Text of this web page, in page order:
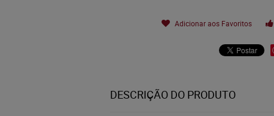
Adicionar aos Favoritos
DESCRIÇÃO DO PRODUTO